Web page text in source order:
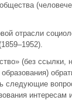
отрасли
(без ссылки,
следующие
интересам